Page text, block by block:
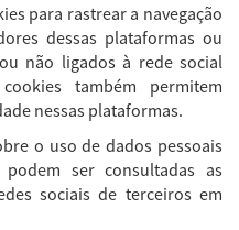
para rastrear a navegação
dessas plataformas ou
não ligados à rede social
também permitem
nessas plataformas.
o uso de dados pessoais
ser consultadas as
sociais de terceiros em